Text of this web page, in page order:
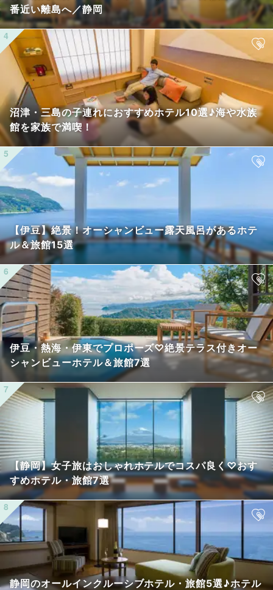
番近い離島へ／静岡
沼津・三島の子連れにおすすめホテル10選♪海や水族
館を家族で満喫！
【伊豆】絶景！オーシャンビュー露天風呂があるホテ
ル＆旅館15選
伊豆・熱海・伊東でプロポーズ♡絶景テラス付きオー
シャンビューホテル＆旅館7選
【静岡】女子旅はおしゃれホテルでコスパ良く♡おす
すめホテル・旅館7選
静岡のオールインクルーシブホテル・旅館5選♪ホテル